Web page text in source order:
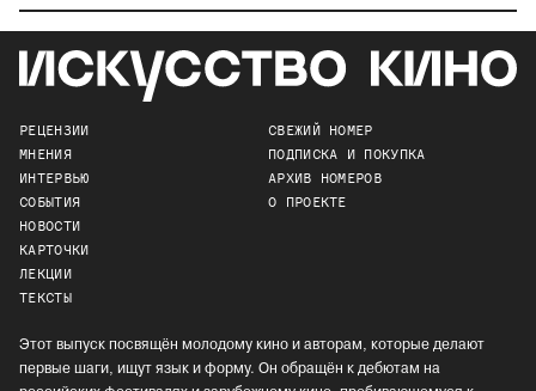
РЕЦЕНЗИИ
МНЕНИЯ
ИНТЕРВЬЮ
СОБЫТИЯ
НОВОСТИ
КАРТОЧКИ
ЛЕКЦИИ
ТЕКСТЫ
СВЕЖИЙ НОМЕР
ПОДПИСКА И ПОКУПКА
АРХИВ НОМЕРОВ
О ПРОЕКТЕ
Этот выпуск посвящён молодому кино и авторам, которые делают
первые шаги, ищут язык и форму. Он обращён к дебютам на